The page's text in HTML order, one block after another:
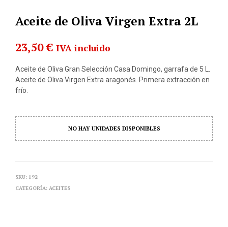
Aceite de Oliva Virgen Extra 2L
23,50€ IVA incluido
Aceite de Oliva Gran Selección Casa Domingo, garrafa de 5 L.
Aceite de Oliva Virgen Extra aragonés. Primera extracción en
frío.
NO HAY UNIDADES DISPONIBLES
SKU: 192
CATEGORÍA: ACEITES